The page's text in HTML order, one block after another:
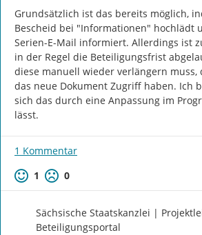
Grundsätzlich ist das bereits möglich,
Bescheid bei "Informationen" hochlädt
Serien-E-Mail informiert. Allerdings ist
in der Regel die Beteiligungsfrist
diese manuell wieder verlängern muss,
das neue Dokument Zugriff haben. Ich
sich das durch eine Anpassung im
lässt.
1 Kommentar
1
0
Sächsische Staatskanzlei |
Beteiligungsportal